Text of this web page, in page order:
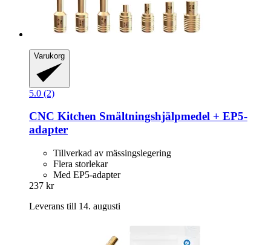
Varukorg
5.0 (2)
CNC Kitchen Smältningshjälpmedel + EP5-​
adapter
Tillverkad av mässingslegering
Flera storlekar
Med EP5-adapter
237 kr
Leverans till 14. augusti